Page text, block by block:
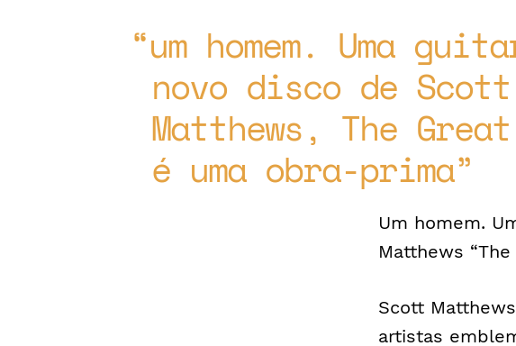
um homem. Uma
novo disco de Scott
Matthews, The
é uma obra-prima
Um homem.
Matthews
Scott
artistas